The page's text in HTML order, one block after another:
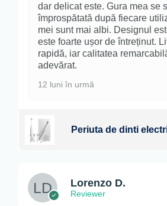
dar delicat este. Gura mea se
împrospătată după fiecare
mei sunt mai albi. Designul
este foarte ușor de întreținut.
rapidă, iar calitatea
adevărat.
12 luni în urmă
Periuta de dinti
Lorenzo D.
Reviewer